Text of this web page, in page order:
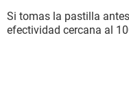
Si tomas la pastilla
efectividad cercana al